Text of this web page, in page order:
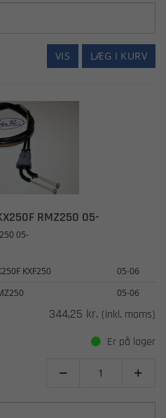
LÆG I KURV
VIS
RMZ250 05-
05-
KXF250
05-06
05-06
344,25 kr. (inkl. moms)
Er på lager
 